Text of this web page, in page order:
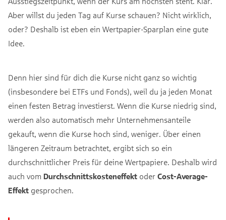
Aber willst du jeden Tag auf Kurse schauen? Nicht wirklich,
oder? Deshalb ist eben ein Wertpapier-Sparplan eine gute
Idee.
Denn hier sind für dich die Kurse nicht ganz so wichtig
(insbesondere bei ETFs und Fonds), weil du ja jeden Monat
einen festen Betrag investierst. Wenn die Kurse niedrig sind,
werden also automatisch mehr Unternehmensanteile
gekauft, wenn die Kurse hoch sind, weniger. Über einen
längeren Zeitraum betrachtet, ergibt sich so ein
durchschnittlicher Preis für deine Wertpapiere. Deshalb wird
auch vom Durchschnittskosteneffekt oder Cost-Average-
Effekt gesprochen.